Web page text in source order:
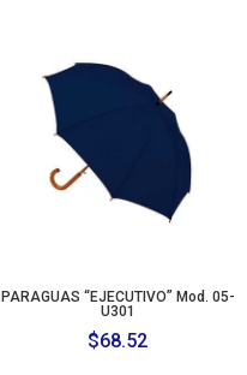
PARAGUAS “EJECUTIVO” Mod. 05-
U301
$68.52